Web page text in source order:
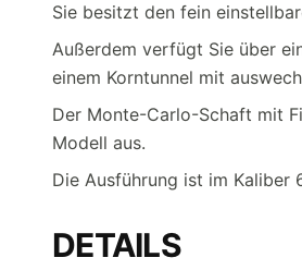
Sie besitzt den fein
Außerdem verfügt Sie über
einem Korntunnel mit
Der Monte-Carlo-Schaft mit
Modell aus.
Die Ausführung ist im Kaliber
DETAILS